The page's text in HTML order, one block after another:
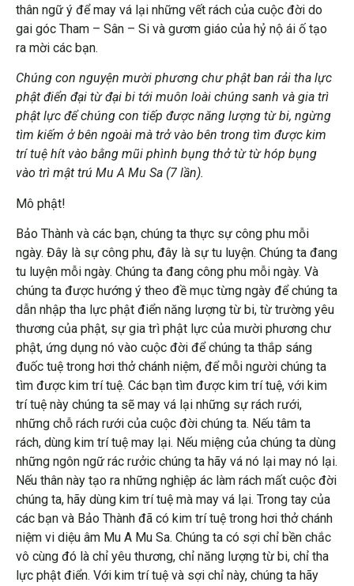
thân ngữ ý để may vá lại những vết rách của cuộc đời do
gai góc Tham – Sân – Si và gươm giáo của hỷ nộ ái ố tạo
ra mời các bạn.
Chúng con nguyện mười phương chư phật ban rải tha lực
phật điển đại từ đại bi tới muôn loài chúng sanh và gia trì
phật lực để chúng con tiếp được năng lượng từ bi, ngừng
tìm kiếm ở bên ngoài mà trở vào bên trong tìm được kim
trí tuệ hít vào bằng mũi phình bụng thở từ từ hóp bụng
vào trì mật trú Mu A Mu Sa (7 lần).
Mô phật!
Bảo Thành và các bạn, chúng ta thực sự công phu mỗi
ngày. Đây là sự công phu, đây là sự tu luyện. Chúng ta đang
tu luyện mỗi ngày. Chúng ta đang công phu mỗi ngày. Và
chúng ta được hướng ý theo đề mục từng ngày để chúng ta
dẫn nhập tha lực phật điển năng lượng từ bi, từ trường yêu
thương của phật, sự gia trì phật lực của mười phương chư
phật, ứng dụng nó vào cuộc đời để chúng ta thắp sáng
đuốc tuệ trong hơi thở chánh niệm, để mỗi người chúng ta
tìm được kim trí tuệ. Các bạn tìm được kim trí tuệ, với kim
trí tuệ này chúng ta sẽ may vá lại những sự rách rưới,
những chỗ rách rưới của cuộc đời chúng ta. Nếu tâm ta
rách, dùng kim trí tuệ may lại. Nếu miệng của chúng ta dùng
những ngôn ngữ rác rưởic chúng ta hãy vá nó lại may nó lại.
Nếu thân này tạo ra những nghiệp ác làm rách mất cuộc đời
chúng ta, hãy dùng kim trí tuệ mà may vá lại. Trong tay của
các bạn và Bảo Thành đã có kim trí tuệ trong hơi thở chánh
niệm vi diệu âm Mu A Mu Sa. Chúng ta có sợi chỉ bền chắc
vô cùng đó là chỉ yêu thương, chỉ năng lượng từ bi, chỉ tha
lực phật điển. Với kim trí tuệ và sợi chỉ này, chúng ta hãy